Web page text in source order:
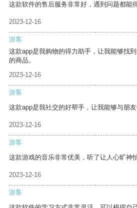
这款软件的售后服务非常好，遇到问题都能
2023-12-16
游客
这款app是我购物的得力助手，让我能够找
的商品。
2023-12-16
游客
这款app是我社交的好帮手，让我能够与朋
2023-12-16
游客
这款游戏的音乐非常优美，听了让人心旷神怡
2023-12-16
游客